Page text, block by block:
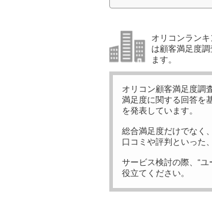
オリコンラン
は顧客満足度
ます。
オリコン顧客満足度調
満足度に関する回答を
を発表しています。
総合満足度だけでなく
口コミや評判といった
サービス検討の際、“
役立てください。